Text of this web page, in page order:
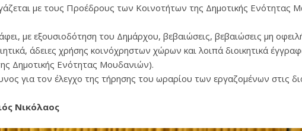
με τους Προέδρους των Κοινοτήτων της Δημοτικής Ενότητας
με εξουσιοδότηση του Δημάρχου, βεβαιώσεις, βεβαιώσεις μη
άδειες χρήσης κοινόχρηστων χώρων και λοιπά διοικητικά
Δημοτικής Ενότητας Μουδανιών).
για τον έλεγχο της τήρησης του ωραρίου των εργαζομένων στις
Νικόλαος